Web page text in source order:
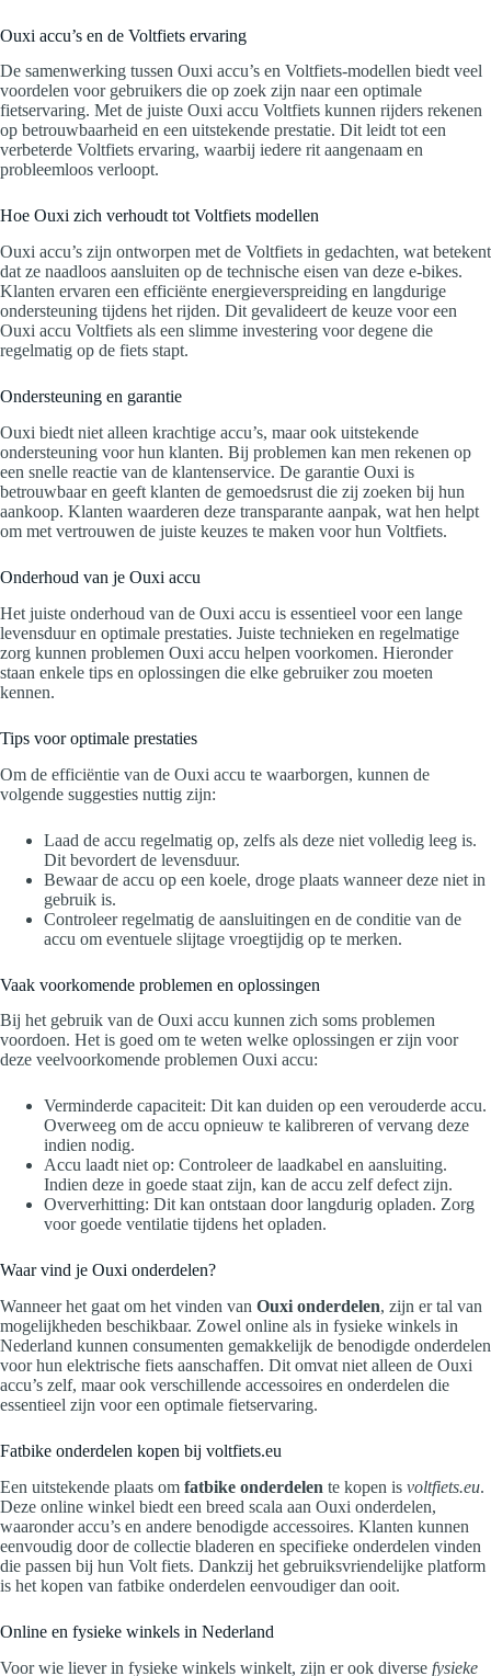
Ouxi accu’s en de Voltfiets ervaring
De samenwerking tussen Ouxi accu’s en Voltfiets-modellen biedt veel
voordelen voor gebruikers die op zoek zijn naar een optimale
fietservaring. Met de juiste Ouxi accu Voltfiets kunnen rijders rekenen
op betrouwbaarheid en een uitstekende prestatie. Dit leidt tot een
verbeterde Voltfiets ervaring, waarbij iedere rit aangenaam en
probleemloos verloopt.
Hoe Ouxi zich verhoudt tot Voltfiets modellen
Ouxi accu’s zijn ontworpen met de Voltfiets in gedachten, wat betekent
dat ze naadloos aansluiten op de technische eisen van deze e-bikes.
Klanten ervaren een efficiënte energieverspreiding en langdurige
ondersteuning tijdens het rijden. Dit gevalideert de keuze voor een
Ouxi accu Voltfiets als een slimme investering voor degene die
regelmatig op de fiets stapt.
Ondersteuning en garantie
Ouxi biedt niet alleen krachtige accu’s, maar ook uitstekende
ondersteuning voor hun klanten. Bij problemen kan men rekenen op
een snelle reactie van de klantenservice. De garantie Ouxi is
betrouwbaar en geeft klanten de gemoedsrust die zij zoeken bij hun
aankoop. Klanten waarderen deze transparante aanpak, wat hen helpt
om met vertrouwen de juiste keuzes te maken voor hun Voltfiets.
Onderhoud van je Ouxi accu
Het juiste onderhoud van de Ouxi accu is essentieel voor een lange
levensduur en optimale prestaties. Juiste technieken en regelmatige
zorg kunnen problemen Ouxi accu helpen voorkomen. Hieronder
staan enkele tips en oplossingen die elke gebruiker zou moeten
kennen.
Tips voor optimale prestaties
Om de efficiëntie van de Ouxi accu te waarborgen, kunnen de
volgende suggesties nuttig zijn:
Laad de accu regelmatig op, zelfs als deze niet volledig leeg is.
Dit bevordert de levensduur.
Bewaar de accu op een koele, droge plaats wanneer deze niet in
gebruik is.
Controleer regelmatig de aansluitingen en de conditie van de
accu om eventuele slijtage vroegtijdig op te merken.
Vaak voorkomende problemen en oplossingen
Bij het gebruik van de Ouxi accu kunnen zich soms problemen
voordoen. Het is goed om te weten welke oplossingen er zijn voor
deze veelvoorkomende problemen Ouxi accu:
Verminderde capaciteit: Dit kan duiden op een verouderde accu.
Overweeg om de accu opnieuw te kalibreren of vervang deze
indien nodig.
Accu laadt niet op: Controleer de laadkabel en aansluiting.
Indien deze in goede staat zijn, kan de accu zelf defect zijn.
Oververhitting: Dit kan ontstaan door langdurig opladen. Zorg
voor goede ventilatie tijdens het opladen.
Waar vind je Ouxi onderdelen?
Wanneer het gaat om het vinden van Ouxi onderdelen, zijn er tal van
mogelijkheden beschikbaar. Zowel online als in fysieke winkels in
Nederland kunnen consumenten gemakkelijk de benodigde onderdelen
voor hun elektrische fiets aanschaffen. Dit omvat niet alleen de Ouxi
accu’s zelf, maar ook verschillende accessoires en onderdelen die
essentieel zijn voor een optimale fietservaring.
Fatbike onderdelen kopen bij voltfiets.eu
Een uitstekende plaats om fatbike onderdelen te kopen is voltfiets.eu.
Deze online winkel biedt een breed scala aan Ouxi onderdelen,
waaronder accu’s en andere benodigde accessoires. Klanten kunnen
eenvoudig door de collectie bladeren en specifieke onderdelen vinden
die passen bij hun Volt fiets. Dankzij het gebruiksvriendelijke platform
is het kopen van fatbike onderdelen eenvoudiger dan ooit.
Online en fysieke winkels in Nederland
Voor wie liever in fysieke winkels winkelt, zijn er ook diverse fysieke